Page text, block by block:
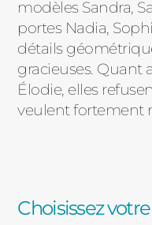
modèles Sandra,
portes Nadia,
détails
gracieuses. Quant
Élodie, elles
veulent fortement
Choisissez